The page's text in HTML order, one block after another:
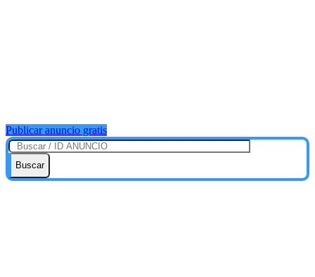
Publicar anuncio gratis
Buscar